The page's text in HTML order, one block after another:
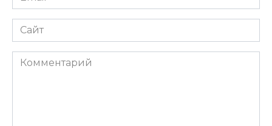
*
Сайт
Комментарий